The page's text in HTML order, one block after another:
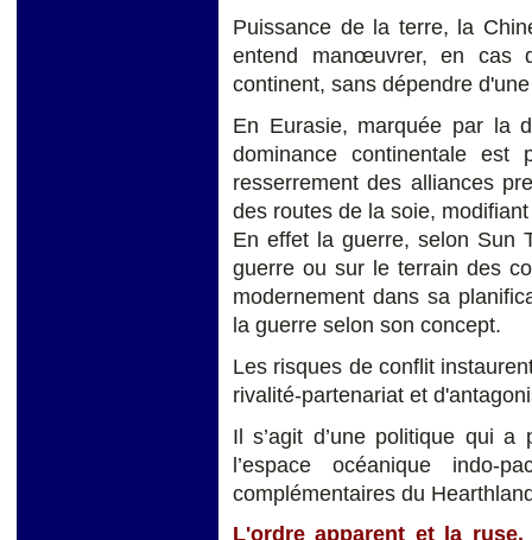
Puissance de la terre, la
entend manœuvrer, en cas
continent, sans dépendre
En Eurasie, marquée par la
dominance continentale
resserrement des alliances
des routes de la soie,
En effet la guerre, selon Sun
guerre ou sur le terrain des
modernement dans sa
la guerre selon son concept.
Les risques de conflit
rivalité-partenariat et
Il s’agit d’une politique qui
l’espace océanique indo-
complémentaires du
L'ordre apparent et la